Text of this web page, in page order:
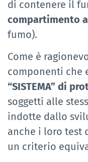
di contenere il
compartimento
fumo).
Come è
componenti che
“SISTEMA” di
soggetti alle
indotte dallo
anche i loro test
un criterio